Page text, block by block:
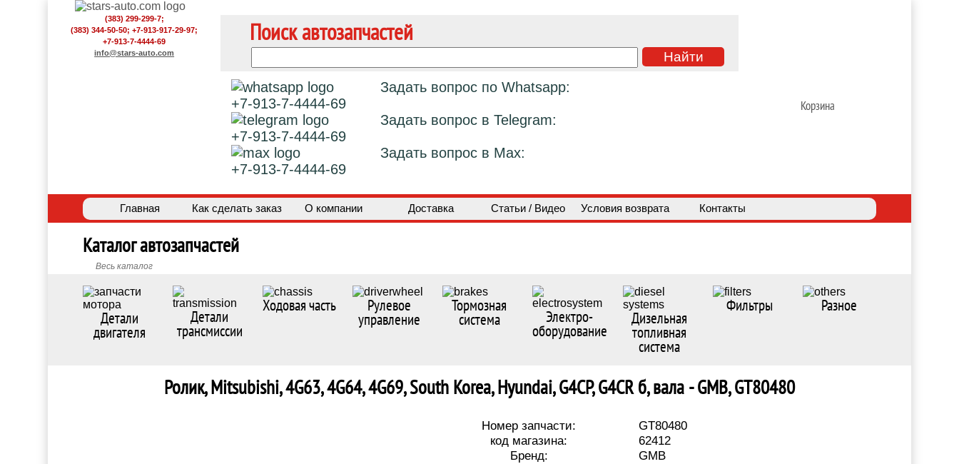
(383) 299-299-7;
(383) 344-50-50; +7-913-917-29-97;
+7-913-7-4444-69
info@stars-auto.com
Поиск автозапчастей
Задать вопрос по Whatsapp:
+7-913-7-4444-69
Задать вопрос в Telegram:
+7-913-7-4444-69
Задать вопрос в Max:
+7-913-7-4444-69
Корзина
Главная Как сделать заказ О компании Доставка Статьи / Видео Условия возврата Контакты
Каталог автозапчастей
Весь каталог
Детали
двигателя
Детали
трансмиссии
Ходовая часть Рулевое
управление
Тормозная
система Электро-
оборудование
Дизельная
топливная
система
Фильтры Разное
Ролик, Mitsubishi, 4G63, 4G64, 4G69, South Korea, Hyundai, G4CP, G4CR б, вала - GMB, GT80480
Номер запчасти:
GT80480
код магазина:
62412
Бренд:
GMB